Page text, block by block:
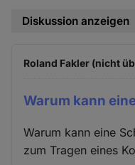
Diskussion anzeigen
Roland Fakler (nicht
Warum kann
Warum kann eine
zum Tragen eines